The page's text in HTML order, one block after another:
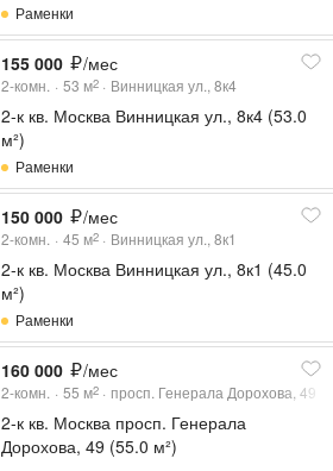
Раменки
155 000 /мес
2-комн. 53 м2 Винницкая ул., 8к4
2-к кв. Москва Винницкая ул., 8к4 (53.0
м²)
Раменки
150 000 /мес
2-комн. 45 м2 Винницкая ул., 8к1
2-к кв. Москва Винницкая ул., 8к1 (45.0
м²)
Раменки
160 000 /мес
2-комн. 55 м2 просп. Генерала Дорохова, 49
2-к кв. Москва просп. Генерала
Дорохова, 49 (55.0 м²)